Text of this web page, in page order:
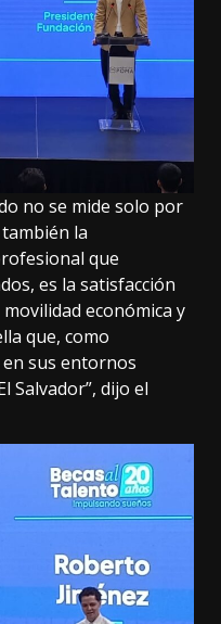
no se mide solo por
la
que
es la satisfacción
económica y
que, como
sus entornos
Salvador”, dijo el